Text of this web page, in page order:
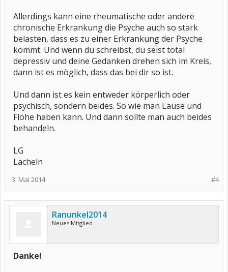
Allerdings kann eine rheumatische oder andere
chronische Erkrankung die Psyche auch so stark
belasten, dass es zu einer Erkrankung der Psyche
kommt. Und wenn du schreibst, du seist total
depressiv und deine Gedanken drehen sich im Kreis,
dann ist es möglich, dass das bei dir so ist.
Und dann ist es kein entweder körperlich oder
psychisch, sondern beides. So wie man Läuse und
Flöhe haben kann. Und dann sollte man auch beides
behandeln.
LG
Lächeln
#4
3. Mai 2014
Ranunkel2014
Neues Mitglied
Danke!